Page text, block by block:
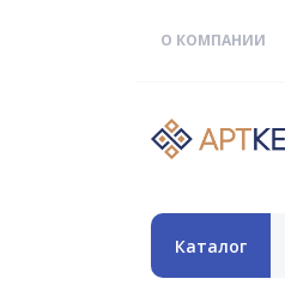
О КОМПАНИИ
Каталог